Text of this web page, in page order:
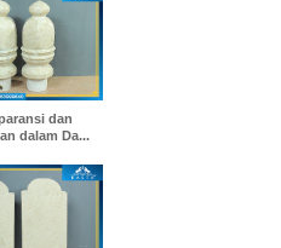
dan
dalam Da...